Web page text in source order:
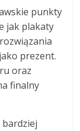
punkty
jak plakaty
prezent.
oraz
finalny